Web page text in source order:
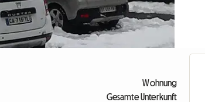
Wohnung
Gesamte Unterkunft